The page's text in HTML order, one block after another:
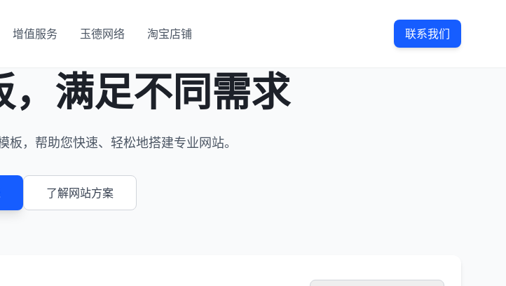
增值服务 玉德网络 淘宝店铺 联系我们
， 满足不同需求
板，帮助您快速、轻松地搭建专业网站。
了解网站方案